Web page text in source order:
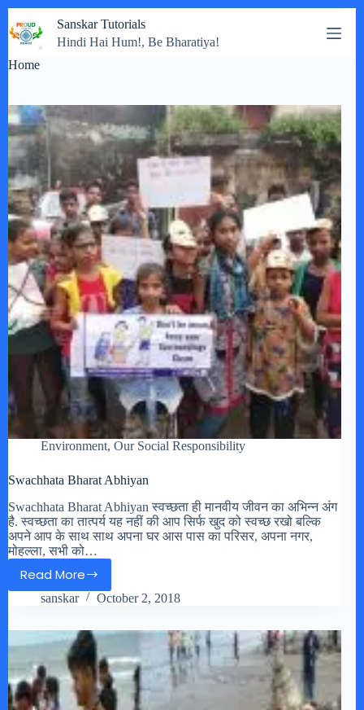
to
content
Sanskar Tutorials
Hindi Hai Hum!, Be Bharatiya!
Home
Environment, Our Social Responsibility
Swachhata Bharat Abhiyan
Swachhata Bharat Abhiyan स्वच्छता ही मानवीय जीवन का अभिन्न अंग
है. स्वच्छता का तात्पर्य यह नहीं की आप सिर्फ खुद को स्वच्छ रखो बल्कि
अपने आप के साथ साथ अपना घर आस पास का परिसर, अपना नगर,
मोहल्ला, सभी को…
Read MoreSwachhata
Bharat
sanskar October 2, 2018